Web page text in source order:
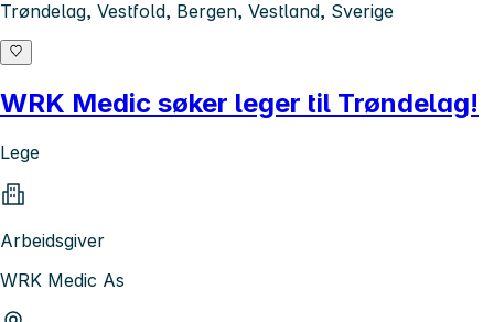
Trøndelag, Vestfold, Bergen, Vestland, Sverige
WRK Medic søker leger til Trøndelag!
Lege
Arbeidsgiver
WRK Medic As